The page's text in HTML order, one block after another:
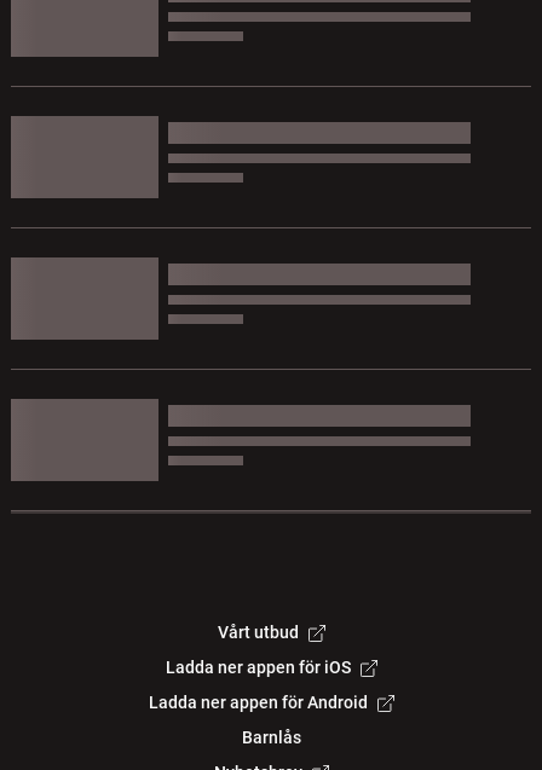
Vårt utbud
Ladda ner appen för iOS
Ladda ner appen för Android
Barnlås